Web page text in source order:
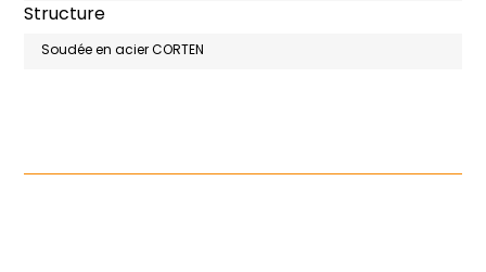
Structure
Soudée en acier CORTEN